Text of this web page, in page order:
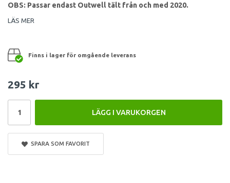
OBS: Passar endast Outwell tält från och med 2020.
LÄS MER
Finns i lager för omgående leverans
295 kr
LÄGG I VARUKORGEN
SPARA SOM FAVORIT